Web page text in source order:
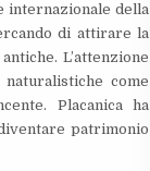
internazionale della
di attirare la
L’attenzione
come
Placanica ha
patrimonio